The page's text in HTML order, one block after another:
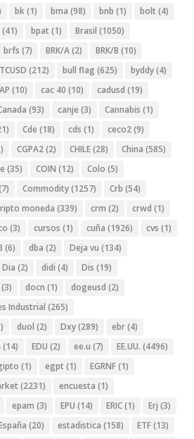
bk(1) bma (98) bnb (1) bolt (4)
(41) bpat (1) Brasil (1050)
brfs (7) BRK/A(2) BRK/B (10)
(212) bull flag (625) byddy(4)
(10) cac 40 (10) cadusd (19)
(93) canje (3) Cannabis (1)
Cde (18) cds (1) ceco2(9)
CGPA2(2) CHILE(28) China (585)
(35) COIN (12) Colo (5)
Commodity(1257) Crb (54)
moneda (339) crm (2) crwd (1)
(3) cursos (1) cuña (1926) cvs (1)
(6) dba (2) Deja vu (134)
Dia (2) didi (4) Dis (19)
(3) docn (1) dogeusd (2)
Industrial (265)
duol (2) Dxy(289) ebr(4)
(14) EDU (2) ee.u (7) EE.UU. (4496)
(1) egpt (1) EGRNF(1)
(2231) encuesta (1)
epam (3) EPU (14) ERIC(1) Erj (3)
(20) estadistica (158) ETF(13)